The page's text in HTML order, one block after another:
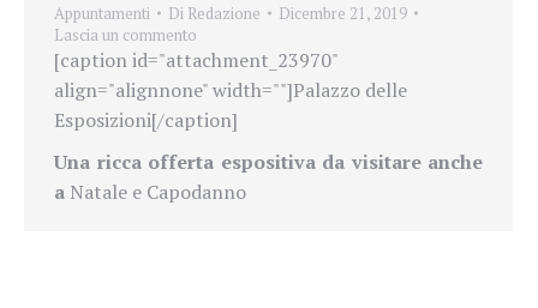
Appuntamenti Di Redazione
Dicembre 21, 2019
Lascia un commento
[caption id="attachment_23970"
align="alignnone" width=""]Palazzo delle
Esposizioni[/caption]
Una ricca offerta espositiva da visitare anche
a Natale e Capodanno